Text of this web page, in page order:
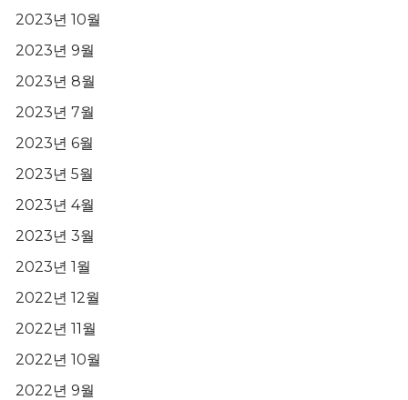
2023년 10월
2023년 9월
2023년 8월
2023년 7월
2023년 6월
2023년 5월
2023년 4월
2023년 3월
2023년 1월
2022년 12월
2022년 11월
2022년 10월
2022년 9월